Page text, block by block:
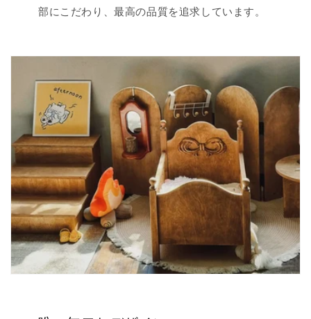
部にこだわり、最高の品質を追求しています。